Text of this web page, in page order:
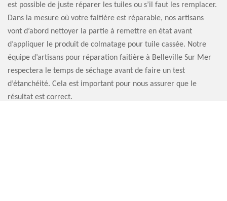
est possible de juste réparer les tuiles ou s’il faut les remplacer.
Dans la mesure où votre faitière est réparable, nos artisans
vont d’abord nettoyer la partie à remettre en état avant
d’appliquer le produit de colmatage pour tuile cassée. Notre
équipe d’artisans pour réparation faitière à Belleville Sur Mer
respectera le temps de séchage avant de faire un test
d’étanchéité. Cela est important pour nous assurer que le
résultat est correct.